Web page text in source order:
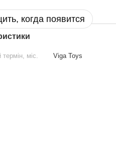
когда появится
термін, міс. Viga Toys